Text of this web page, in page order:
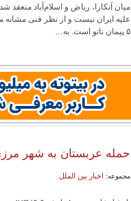
میان آنکارا، ریاض و اسلام‌آباد منعقد
علیه ایران نیست و از نظر فنی مشابه
۵ پیمان ناتو است. به…
حمله عربستان به شهر
مجموعه: اخبار بین الملل